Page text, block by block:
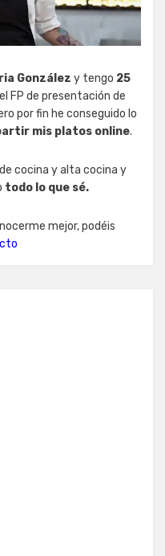
González y tengo 25
FP de presentación de
por fin he conseguido lo
mis platos online.
cocina y alta cocina y
todo lo que sé.
mejor, podéis